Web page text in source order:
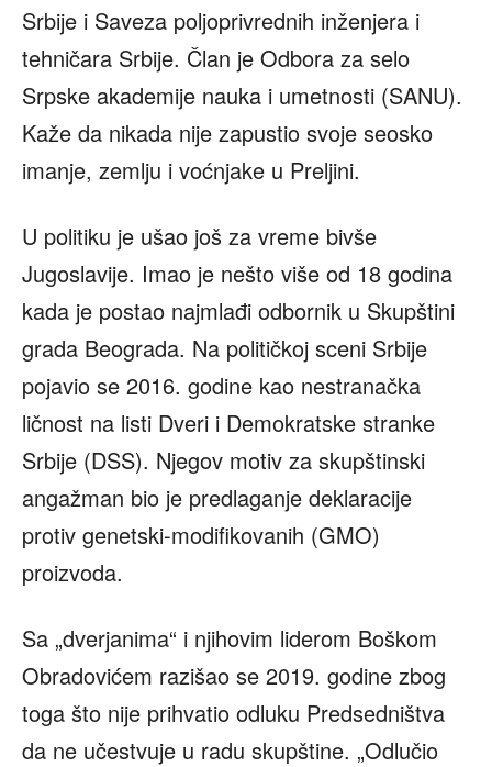
Srbije i Saveza poljoprivrednih inženjera i
tehničara Srbije. Član je Odbora za selo
Srpske akademije nauka i umetnosti (SANU).
Kaže da nikada nije zapustio svoje seosko
imanje, zemlju i voćnjake u Preljini.
U politiku je ušao još za vreme bivše
Jugoslavije. Imao je nešto više od 18 godina
kada je postao najmlađi odbornik u Skupštini
grada Beograda. Na političkoj sceni Srbije
pojavio se 2016. godine kao nestranačka
ličnost na listi Dveri i Demokratske stranke
Srbije (DSS). Njegov motiv za skupštinski
angažman bio je predlaganje deklaracije
protiv genetski-modifikovanih (GMO)
proizvoda.
Sa „dverjanima“ i njihovim liderom Boškom
Obradovićem razišao se 2019. godine zbog
toga što nije prihvatio odluku Predsedništva
da ne učestvuje u radu skupštine. „Odlučio